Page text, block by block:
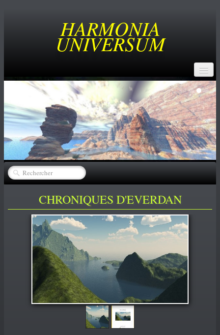
HARMONIA
UNIVERSUM
ACCUEIL
BUT
SERVICES
CREATEURS▼
CATALOGUE
ACHATS
NEWS
PORTFOLIO▼
CONTACT
CHRONIQUES D'EVERDAN